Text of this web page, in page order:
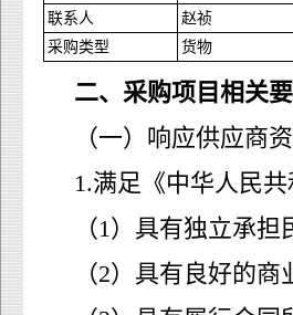
联系人
赵祯
采购类型
货物
二、采购项目相关
（一）响应供应商
1.满足《中华人民
（1）具有独立承担
（2）具有良好的